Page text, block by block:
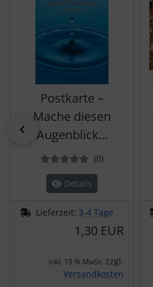
zurück
Postkarte –
Mache diesen
Augenblick...
(0Bewertungen
)
Details
Lieferzeit: 3-4 Tage
1,30 EUR
inkl. 19 % MwSt. zzgl.
Versandkosten